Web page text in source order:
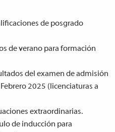
de posgrado
de verano para formación
del examen de admisión
2025 (licenciaturas a
extraordinarias.
de inducción para